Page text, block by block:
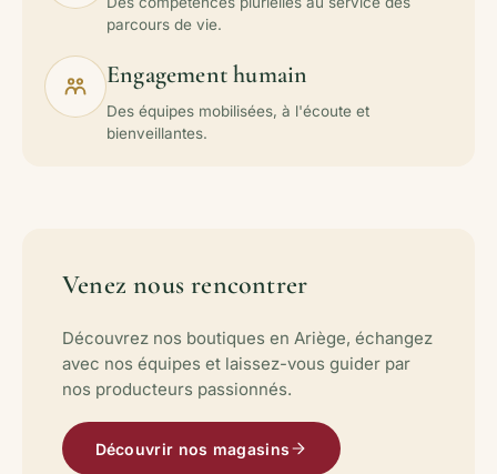
parcours de vie.
Engagement humain
Des équipes mobilisées, à l'écoute et
bienveillantes.
Venez nous rencontrer
Découvrez nos boutiques en Ariège, échangez
avec nos équipes et laissez-vous guider par
nos producteurs passionnés.
Découvrir nos magasins